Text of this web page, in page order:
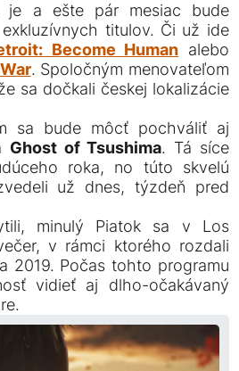
je a ešte pár mesiac bude
titulov. Či už ide
Become Human alebo
. Spoločným menovateľom
sa dočkali českej lokalizácie
sa bude môcť pochváliť aj
Ghost of Tsushima. Tá síce
roka, no túto skvelú
už dnes, týzdeň pred
minulý Piatok sa v Los
v rámci ktorého rozdali
2019. Počas tohto programu
vidieť aj dlho-očakávaný